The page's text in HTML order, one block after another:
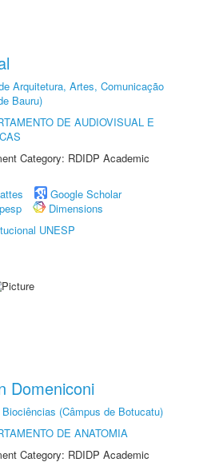
Arquitetura, Artes, Comunicação
Bauru)
DE AUDIOVISUAL E
Category: RDIDP Academic
Google Scholar
Dimensions
UNESP
Domeniconi
(Câmpus de Botucatu)
DE ANATOMIA
Category: RDIDP Academic